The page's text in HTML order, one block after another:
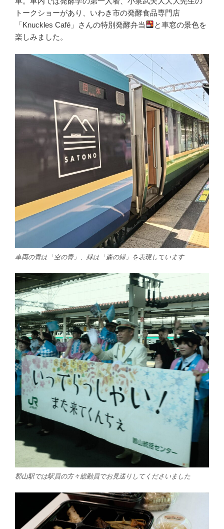
トークショーがあり、いわき市の発酵食品専門店
「Knuckles Café」さんの特別発酵弁当
と車窓の景色を
楽しみました。
車両の青は「空の青」、緑は「森の緑」を表現しています
郡山駅では駅員の方々総動員でお見送りしてくださいました